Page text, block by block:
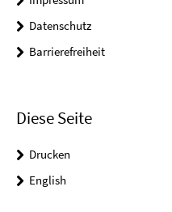
Datenschutz
Barrierefreiheit
Diese Seite
Drucken
English